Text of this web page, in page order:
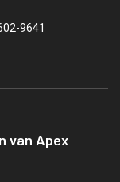
9641
van Apex